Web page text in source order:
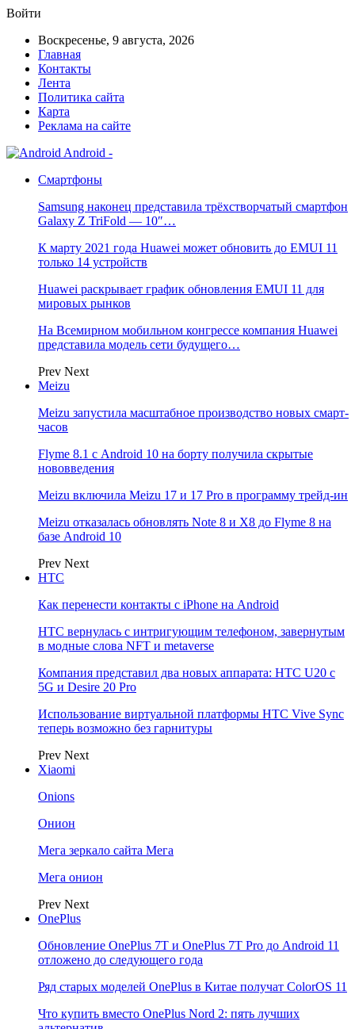
Войти
Воскресенье, 9 августа, 2026
Главная
Контакты
Лента
Политика сайта
Карта
Реклама на сайте
Android -
Смартфоны
Samsung наконец представила трёхстворчатый смартфон
Galaxy Z TriFold — 10″…
К марту 2021 года Huawei может обновить до EMUI 11
только 14 устройств
Huawei раскрывает график обновления EMUI 11 для
мировых рынков
На Всемирном мобильном конгрессе компания Huawei
представила модель сети будущего…
Prev Next
Meizu
Meizu запустила масштабное производство новых смарт-
часов
Flyme 8.1 с Android 10 на борту получила скрытые
нововведения
Meizu включила Meizu 17 и 17 Pro в программу трейд-ин
Meizu отказалась обновлять Note 8 и X8 до Flyme 8 на
базе Android 10
Prev Next
НТС
Как перенести контакты с iPhone на Android
HTC вернулась с интригующим телефоном, завернутым
в модные слова NFT и metaverse
Компания представил два новых аппарата: HTC U20 с
5G и Desire 20 Pro
Использование виртуальной платформы HTC Vive Sync
теперь возможно без гарнитуры
Prev Next
Xiaomi
Onions
Онион
Мега зеркало сайта Мега
Мега онион
Prev Next
OnePlus
Обновление OnePlus 7T и OnePlus 7T Pro до Android 11
отложено до следующего года
Ряд старых моделей OnePlus в Китае получат ColorOS 11
Что купить вместо OnePlus Nord 2: пять лучших